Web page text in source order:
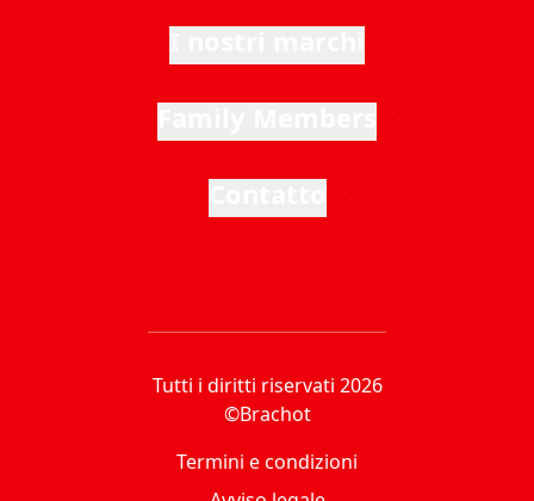
Tutti i diritti riservati 2026
©Brachot
Termini e condizioni